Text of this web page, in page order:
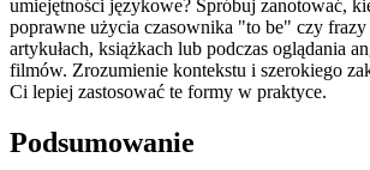
umiejętności językowe? Spróbuj zanotować,
poprawne użycia czasownika "to be" czy
artykułach, książkach lub podczas oglądania
filmów. Zrozumienie kontekstu i szerokiego
Ci lepiej zastosować te formy w praktyce.
Podsumowanie